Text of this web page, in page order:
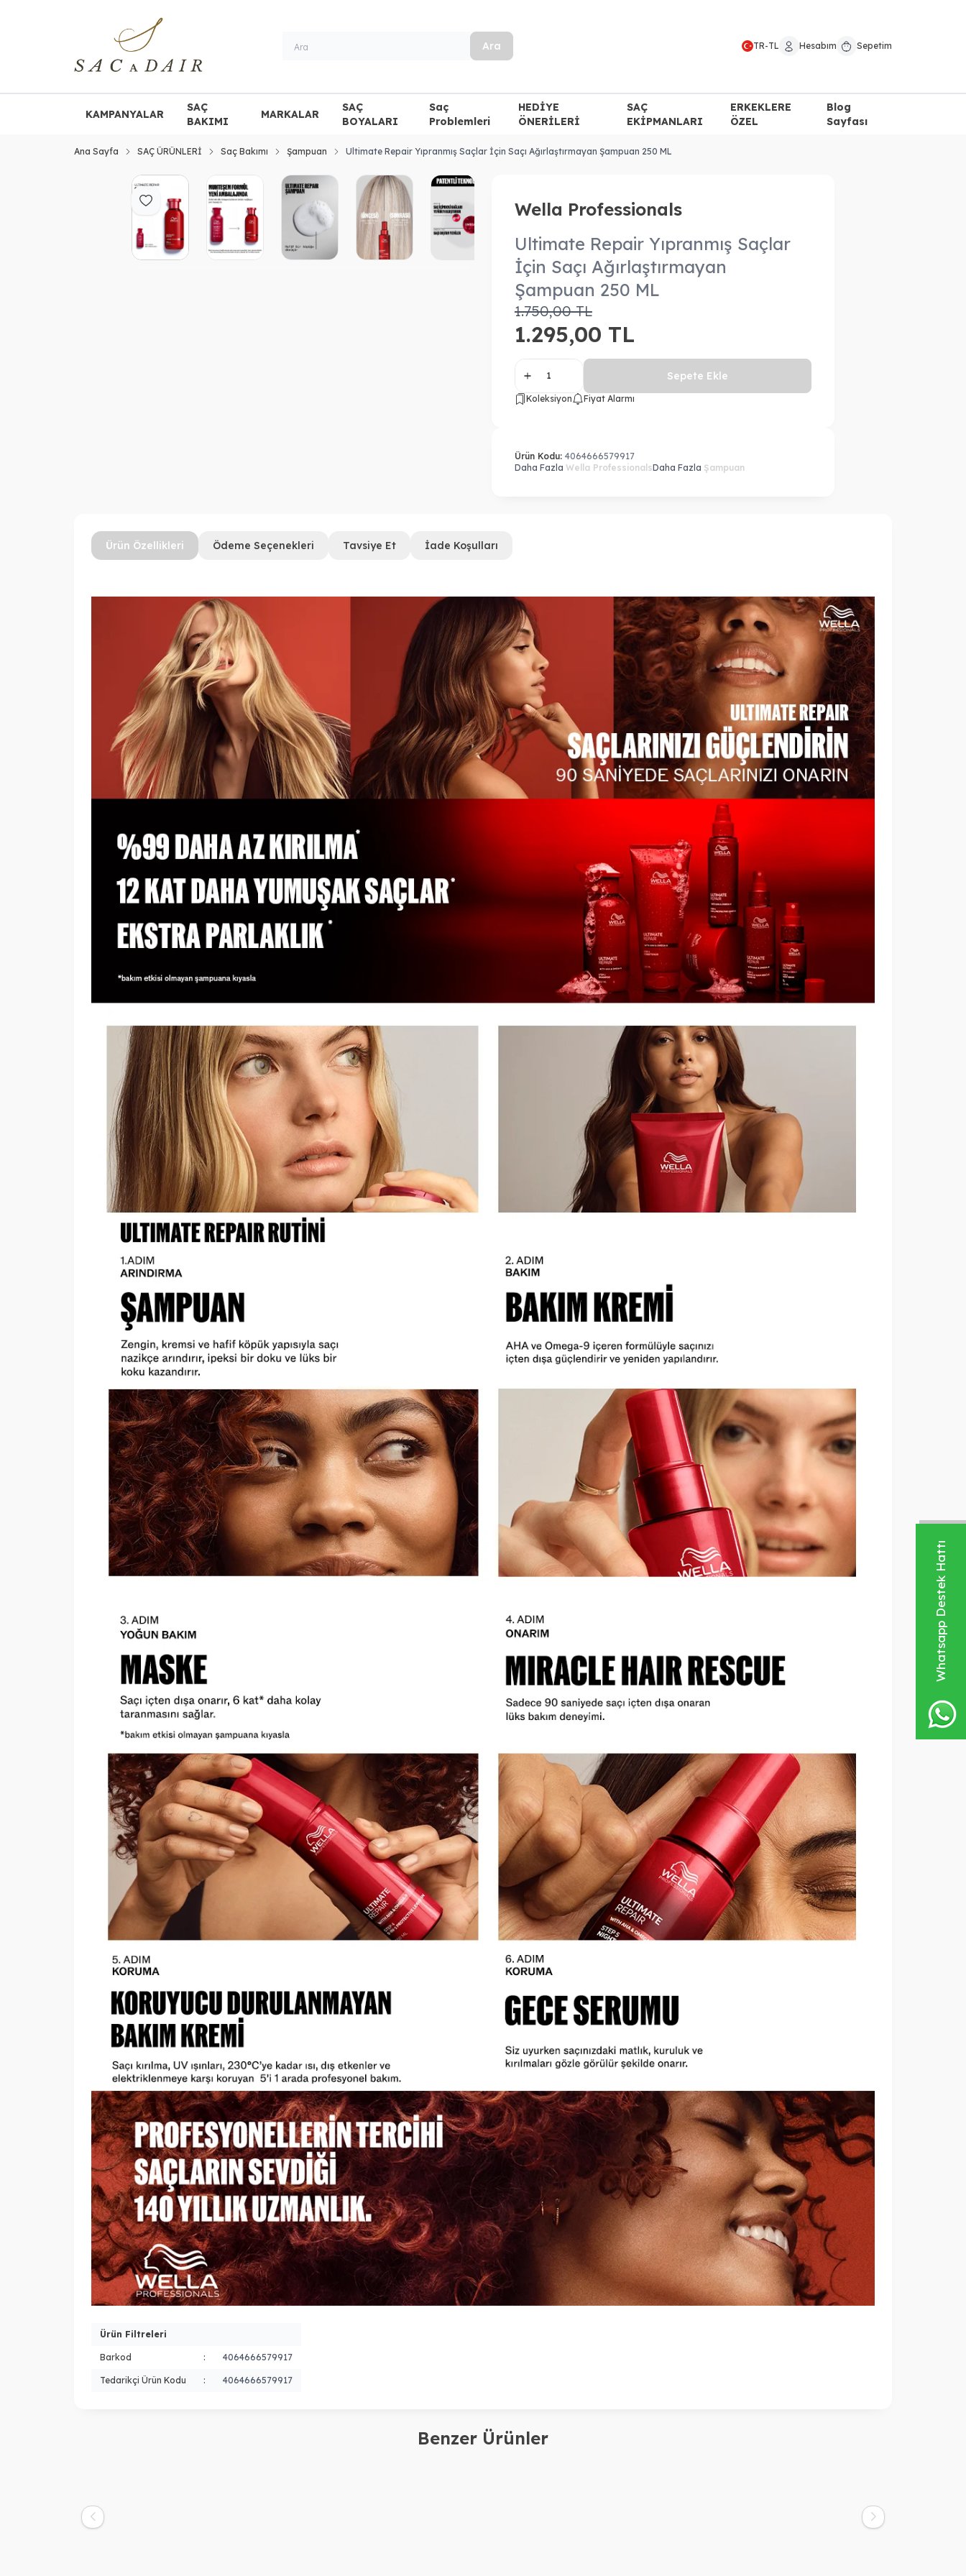
Whatsapp Destek Hattı
Ara TR-TL Hesabım Sepetim
KAMPANYALAR
SAÇ
BAKIMI
MARKALAR
SAÇ
BOYALARI
Saç
Problemleri
HEDİYE
ÖNERİLERİ
SAÇ
EKİPMANLARI
ERKEKLERE
ÖZEL
Blog
Sayfası
Ana Sayfa SAÇ ÜRÜNLERİ Saç Bakımı Şampuan Ultimate Repair Yıpranmış Saçlar İçin Saçı Ağırlaştırmayan Şampuan 250 ML
Favoriye Ekle
Wella Professionals
Ultimate Repair Yıpranmış Saçlar
İçin Saçı Ağırlaştırmayan
Şampuan 250 ML
1.750,00TL
1.295,00 TL
Sepete Ekle
Koleksiyon Fiyat Alarmı
Ürün Kodu: 4064666579917
Daha Fazla Wella ProfessionalsDaha Fazla Şampuan
Ürün Özellikleri Ödeme Seçenekleri Tavsiye Et İade Koşulları
Ürün Filtreleri
Barkod : 4064666579917
Tedarikçi Ürün Kodu : 4064666579917
Benzer Ürünler
Şampuan Refilli 1000 ml